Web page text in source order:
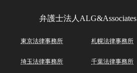
弁護士法人ALG&Associates
東京法律事務所 札幌法律事務所
埼玉法律事務所 千葉法律事務所